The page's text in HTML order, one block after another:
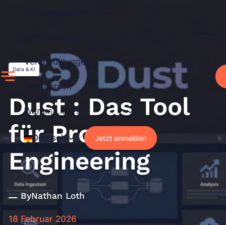
Veranstaltungen
Ressourcen
Warum Liora?
Deutsch Jetzt anmelden
Data & KI
Dust : Das Tool
für Prompt
Engineering
ByNathan Loth
18 Februar 2026